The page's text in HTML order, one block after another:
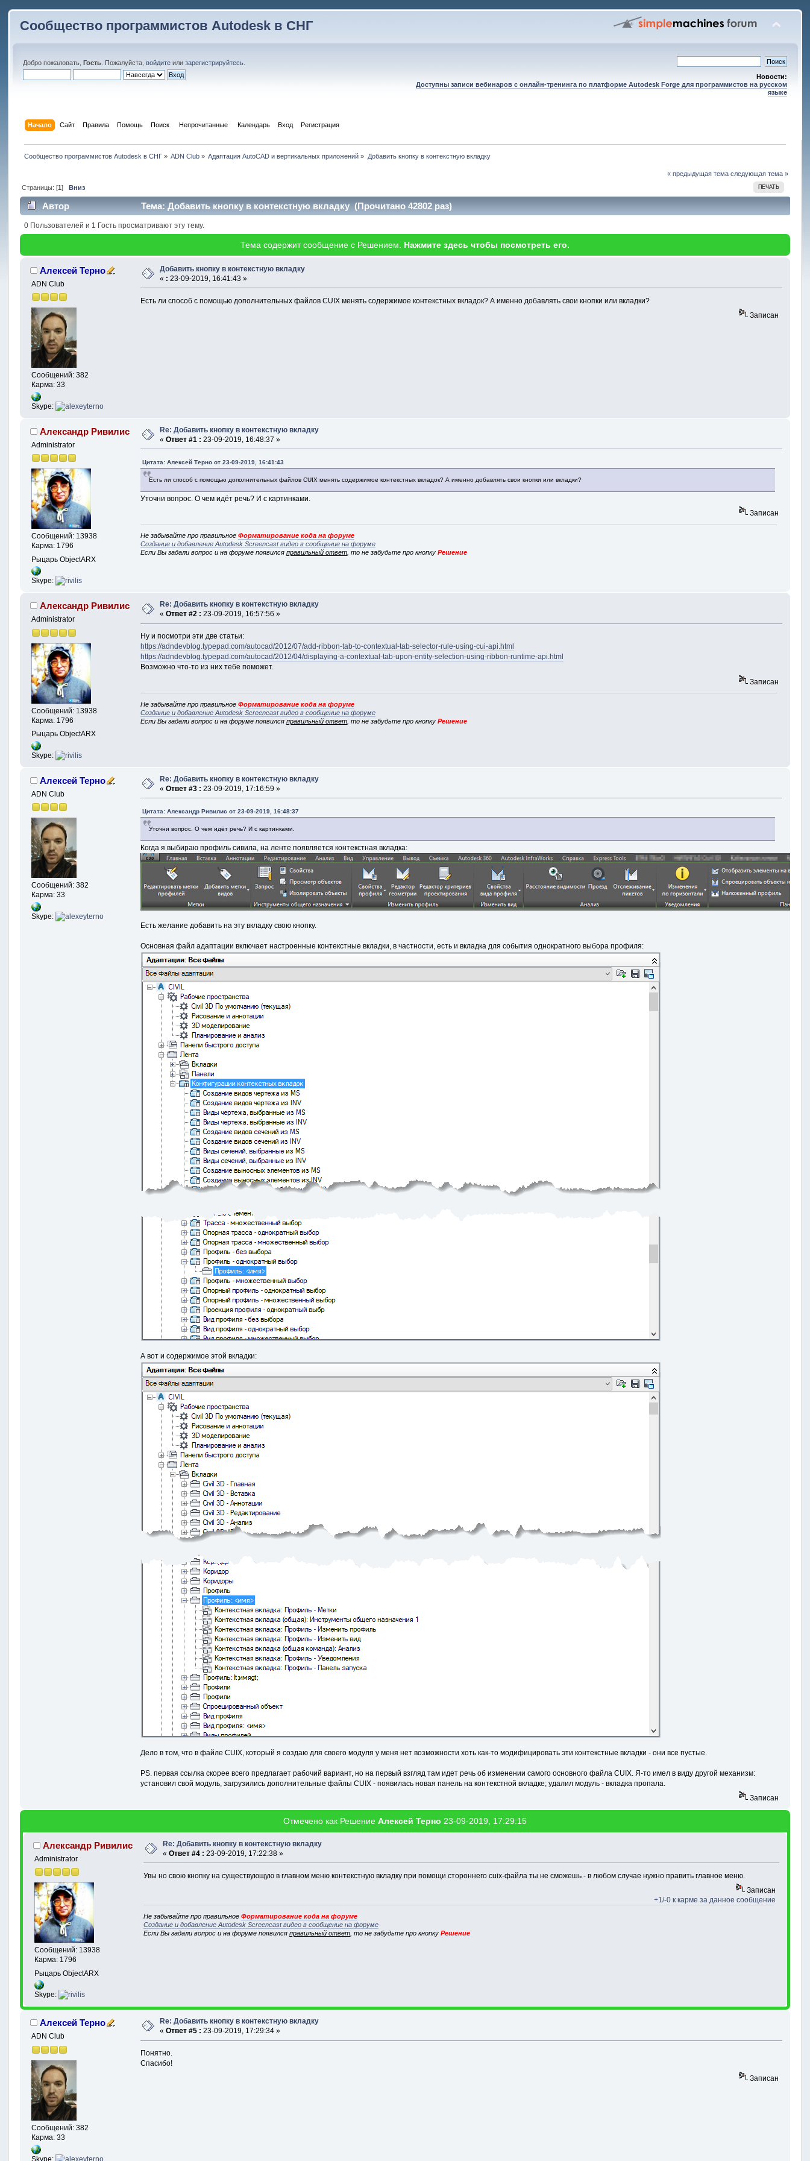
Сообщество программистов Autodesk в СНГ
Добро пожаловать,Гость . Пожалуйста,войдите илизарегистрируйтесь
Новости:
Доступны записи вебинаров с онлайн-тренинга по платформе Autodesk Forge для программистов на русском
языке
Начало Сайт Правила Помощь Поиск Непрочитанные Календарь Вход Регистрация
Сообщество программистов Autodesk в СНГ» ADN Club » Адаптация AutoCAD и вертикальных приложений » Добавить кнопку в контекстную вкладку
« предыдущая тема следующая тема »
ПЕЧАТЬ
Страницы: [1] Вниз
Автор Тема: Добавить кнопку в контекстную вкладку (Прочитано 42802 раз)
0 Пользователей и 1 Гость просматривают эту тему.
Тема содержит сообщение с Решением. Нажмите здесь чтобы посмотреть его.
Алексей Терно
ADN Club
Сообщений: 382
Карма: 33
Skype:
Добавить кнопку в контекстную вкладку
« : 23-09-2019, 16:41:43 »
Есть ли способ с помощью дополнительных файлов CUIX менять содержимое контекстных вкладок? А именно добавлять свои кнопки или вкладки?
Записан
Александр Ривилис
Administrator
Сообщений: 13938
Карма: 1796
Рыцарь ObjectARX
Skype:
Re: Добавить кнопку в контекстную вкладку
«Ответ #1 : 23-09-2019, 16:48:37 »
Цитата: Алексей Терно от 23-09-2019, 16:41:43
Есть ли способ с помощью дополнительных файлов CUIX менять содержимое контекстных вкладок? А именно добавлять свои кнопки или вкладки?
Уточни вопрос. О чем идёт речь? И с картинками.
Записан
Не забывайте про правильноеФорматирование кода на форуме
Создание и добавление Autodesk Screencast видео в сообщение на форуме
Если Вы задали вопрос и на форуме появилсяправильный ответ , то не забудьте про кнопкуРешение
Александр Ривилис
Administrator
Сообщений: 13938
Карма: 1796
Рыцарь ObjectARX
Skype:
Re: Добавить кнопку в контекстную вкладку
«Ответ #2 : 23-09-2019, 16:57:56 »
Ну и посмотри эти две статьи:
https://adndevblog.typepad.com/autocad/2012/07/add-ribbon-tab-to-contextual-tab-selector-rule-using-cui-api.html
https://adndevblog.typepad.com/autocad/2012/04/displaying-a-contextual-tab-upon-entity-selection-using-ribbon-runtime-api.html
Возможно что-то из них тебе поможет.
Записан
Не забывайте про правильноеФорматирование кода на форуме
Создание и добавление Autodesk Screencast видео в сообщение на форуме
Если Вы задали вопрос и на форуме появилсяправильный ответ , то не забудьте про кнопкуРешение
Алексей Терно
ADN Club
Сообщений: 382
Карма: 33
Skype:
Re: Добавить кнопку в контекстную вкладку
«Ответ #3 : 23-09-2019, 17:16:59 »
Цитата: Александр Ривилис от 23-09-2019, 16:48:37
Уточни вопрос. О чем идёт речь? И с картинками.
Когда я выбираю профиль сивила, на ленте появляется контекстная вкладка:
Есть желание добавить на эту вкладку свою кнопку.
Основная файл адаптации включает настроенные контекстные вкладки, в частности, есть и вкладка для события однократного выбора профиля:
А вот и содержимое этой вкладки:
Дело в том, что в файле CUIX, который я создаю для своего модуля у меня нет возможности хоть как-то модифицировать эти контекстные вкладки - они все пустые.
PS. первая ссылка скорее всего предлагает рабочий вариант, но на первый взгляд там идет речь об изменении самого основного файла CUIX. Я-то имел в виду другой механизм:
установил свой модуль, загрузились дополнительные файлы CUIX - появилась новая панель на контекстной вкладке; удалил модуль - вкладка пропала.
Записан
Отмечено как Решение Алексей Терно 23-09-2019, 17:29:15
Александр Ривилис
Administrator
Сообщений: 13938
Карма: 1796
Рыцарь ObjectARX
Skype:
Re: Добавить кнопку в контекстную вкладку
«Ответ #4 : 23-09-2019, 17:22:38 »
Увы но свою кнопку на существующую в главном меню контекстную вкладку при помощи стороннего cuix-файла ты не сможешь - в любом случае нужно править главное меню.
Записан
+1/-0 к карме за данное сообщение
Не забывайте про правильноеФорматирование кода на форуме
Создание и добавление Autodesk Screencast видео в сообщение на форуме
Если Вы задали вопрос и на форуме появилсяправильный ответ , то не забудьте про кнопкуРешение
Алексей Терно
ADN Club
Сообщений: 382
Карма: 33
Skype:
Re: Добавить кнопку в контекстную вкладку
«Ответ #5 : 23-09-2019, 17:29:34 »
Понятно.
Спасибо!
Записан